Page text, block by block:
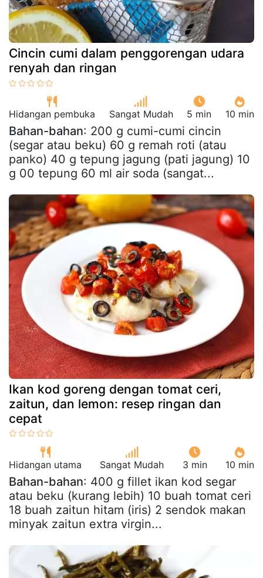
Cincin cumi dalam penggorengan udara
renyah dan ringan
Hidangan pembuka Sangat Mudah 5 min 10 min
Bahan-bahan: 200 g cumi-cumi cincin
(segar atau beku) 60 g remah roti (atau
panko) 40 g tepung jagung (pati jagung) 10
g 00 tepung 60 ml air soda (sangat...
Ikan kod goreng dengan tomat ceri,
zaitun, dan lemon: resep ringan dan
cepat
Hidangan utama Sangat Mudah 3 min 10 min
Bahan-bahan: 400 g fillet ikan kod segar
atau beku (kurang lebih) 10 buah tomat ceri
18 buah zaitun hitam (iris) 2 sendok makan
minyak zaitun extra virgin...